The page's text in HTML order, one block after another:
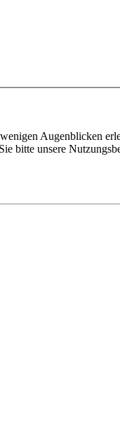
Augenblicken
bitte unsere